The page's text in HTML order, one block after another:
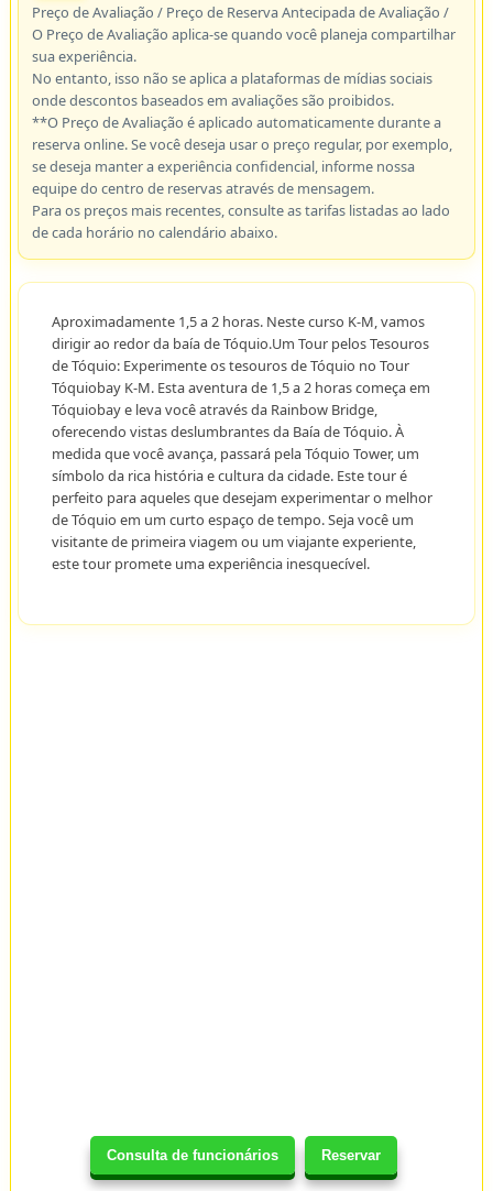
Consulta de funcionários Reservar
Preço de Avaliação / Preço de Reserva Antecipada de Avaliação /
O Preço de Avaliação aplica-se quando você planeja compartilhar
sua experiência.
No entanto, isso não se aplica a plataformas de mídias sociais
onde descontos baseados em avaliações são proibidos.
**O Preço de Avaliação é aplicado automaticamente durante a
reserva online. Se você deseja usar o preço regular, por exemplo,
se deseja manter a experiência confidencial, informe nossa
equipe do centro de reservas através de mensagem.
Para os preços mais recentes, consulte as tarifas listadas ao lado
de cada horário no calendário abaixo.
Aproximadamente 1,5 a 2 horas. Neste curso K-M, vamos
dirigir ao redor da baía de Tóquio.Um Tour pelos Tesouros
de Tóquio: Experimente os tesouros de Tóquio no Tour
Tóquiobay K-M. Esta aventura de 1,5 a 2 horas começa em
Tóquiobay e leva você através da Rainbow Bridge,
oferecendo vistas deslumbrantes da Baía de Tóquio. À
medida que você avança, passará pela Tóquio Tower, um
símbolo da rica história e cultura da cidade. Este tour é
perfeito para aqueles que desejam experimentar o melhor
de Tóquio em um curto espaço de tempo. Seja você um
visitante de primeira viagem ou um viajante experiente,
este tour promete uma experiência inesquecível.